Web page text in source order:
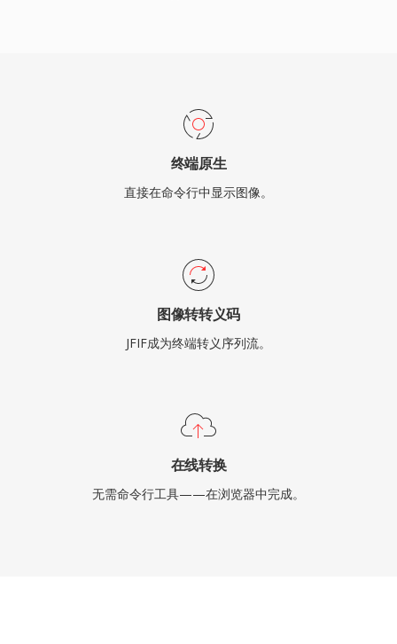
终端原生
直接在命令行中显示图像。
图像转转义码
JFIF成为终端转义序列流。
在线转换
无需命令行工具——在浏览器中完成。